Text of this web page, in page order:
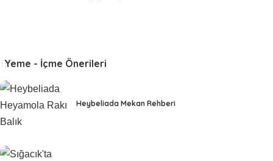
Yeme - İçme Önerileri
Heybeliada Mekan Rehberi